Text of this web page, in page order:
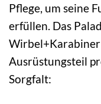
Pflege, um seine
erfüllen. Das
Ausrüstungsteil
Sorgfalt: